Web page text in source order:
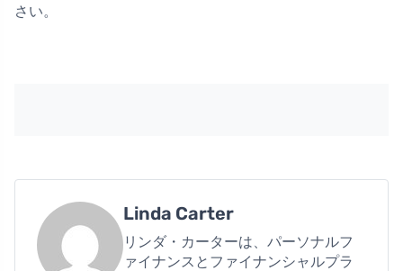
さい。
Linda Carter
リンダ・カーターは、パーソナルフ
ァイナンスとファイナンシャルプラ